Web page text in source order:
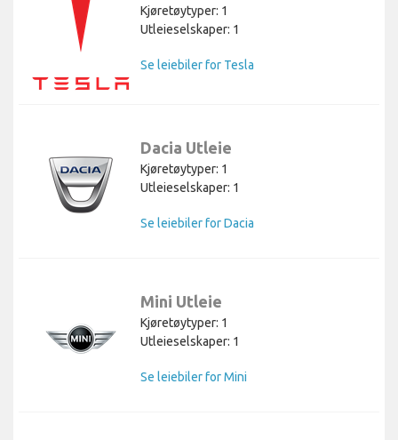
Kjøretøytyper: 1
Utleieselskaper: 1
Se leiebiler for Tesla
Dacia Utleie
Kjøretøytyper: 1
Utleieselskaper: 1
Se leiebiler for Dacia
Mini Utleie
Kjøretøytyper: 1
Utleieselskaper: 1
Se leiebiler for Mini